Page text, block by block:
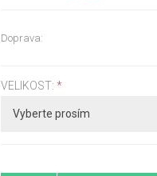
Doprava:
VELIKOST: *